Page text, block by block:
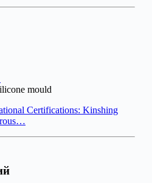
mould
Certifications: Kinshing